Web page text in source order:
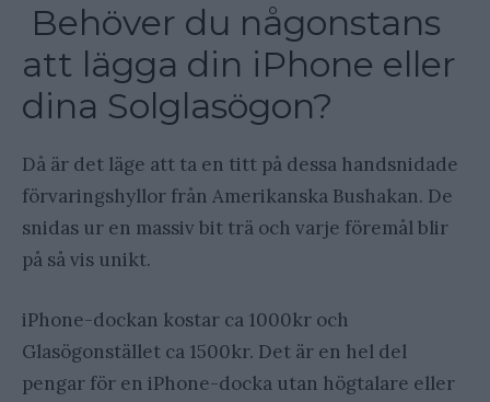
Behöver du någonstans
att lägga din iPhone eller
dina Solglasögon?
Då är det läge att ta en titt på dessa handsnidade
förvaringshyllor från Amerikanska Bushakan. De
snidas ur en massiv bit trä och varje föremål blir
på så vis unikt.
iPhone-dockan kostar ca 1000kr och
Glasögonstället ca 1500kr. Det är en hel del
pengar för en iPhone-docka utan högtalare eller